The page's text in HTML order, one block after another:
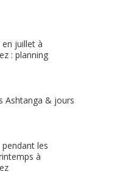
juillet à
: planning
Ashtanga & jours
les
à